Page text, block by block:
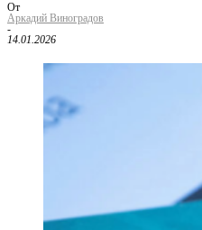
От
Аркадий Виноградов
-
14.01.2026